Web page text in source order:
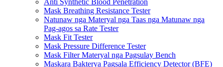
Mask Breathing Resistance Tester
Natunaw nga Materyal nga Taas nga Matunaw nga
Pag-agos sa Rate Tester
Mask Fit Tester
Mask Pressure Difference Tester
Mask Filter Materyal nga Pagsulay Bench
Maskara Bakterya Pagsala Efficiency Detector (BFE)